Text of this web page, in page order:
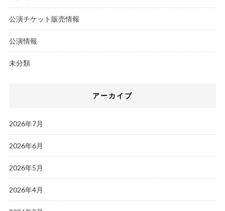
公演チケット販売情報
公演情報
未分類
アーカイブ
2026年7月
2026年6月
2026年5月
2026年4月